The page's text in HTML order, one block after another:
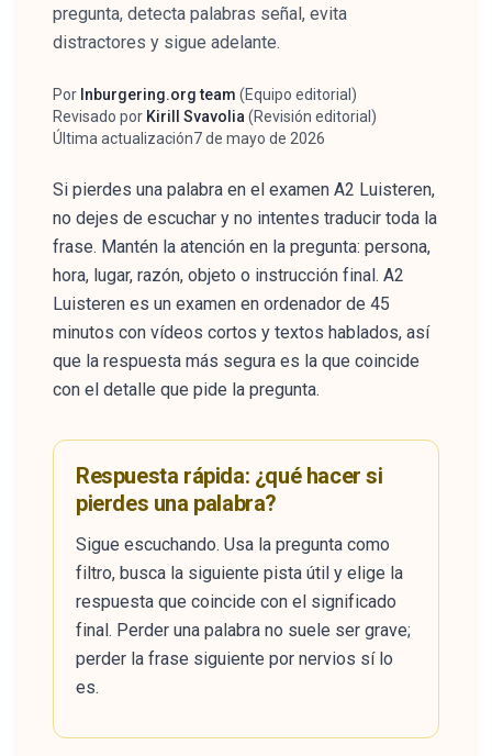
pregunta, detecta palabras señal, evita
distractores y sigue adelante.
Autor
Por Inburgering.org team (Equipo editorial )
Revisor
Revisado por Kirill Svavolia (Revisión editorial )
Última actualización7 de mayo de 2026
Si pierdes una palabra en el examen A2 Luisteren,
no dejes de escuchar y no intentes traducir toda la
frase. Mantén la atención en la pregunta: persona,
hora, lugar, razón, objeto o instrucción final. A2
Luisteren es un examen en ordenador de 45
minutos con vídeos cortos y textos hablados, así
que la respuesta más segura es la que coincide
con el detalle que pide la pregunta.
Respuesta rápida: ¿qué hacer si
pierdes una palabra?
Sigue escuchando. Usa la pregunta como
filtro, busca la siguiente pista útil y elige la
respuesta que coincide con el significado
final. Perder una palabra no suele ser grave;
perder la frase siguiente por nervios sí lo
es.